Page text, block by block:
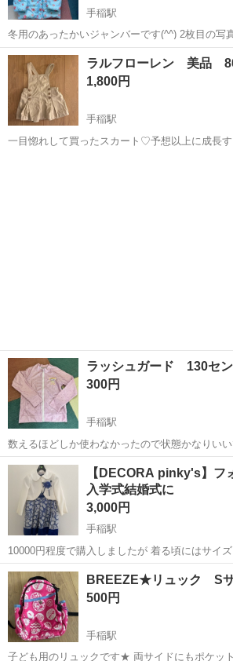
手稲駅
冬用のあったかいジャンバーです(^^) 2枚目の写
いのですが、 少し薄い染みのようなものがあり
さい。 その分お安くこの価格でお譲りします☆
北海道 札幌市 手稲駅 キッズ用品
ラルフローレン 美品
1,800円
手稲駅
一目惚れして買ったスカート♡予想以上に成長
ラッシュガード 130セ
300円
手稲駅
数えるほどしか使わなかったので状態かなりい
北海道 札幌市 キッズ用品
【DECORA pinky's】
入学式結婚式に
3,000円
手稲駅
10000円程度で購入しましたが 着る頃にはサイズ
ることができませんでした。 格安でお譲りします★ サイズ
チ 着丈➡︎62センチ 胸囲➡︎31センチ 試着してからのお渡しでも大丈夫
なの...
北海道 札幌市 キッズ用品
BREEZE★リュック S
500円
手稲駅
子ども用のリュックです★ 両サイドにもポケッ